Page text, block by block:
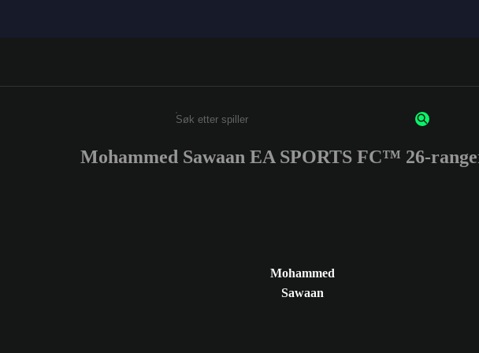
Enter a minimum of 3 characters or numbers
Mohammed Sawaan EA SPORTS FC™ 26-
Mohammed
Sawaan